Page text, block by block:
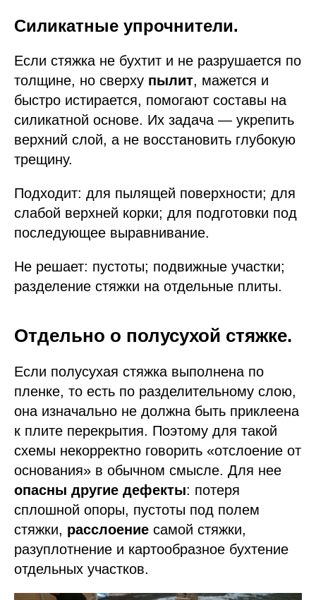
Силикатные упрочнители.
Если стяжка не бухтит и не разрушается по
толщине, но сверху пылит, мажется и
быстро истирается, помогают составы на
силикатной основе. Их задача — укрепить
верхний слой, а не восстановить глубокую
трещину.
Подходит: для пылящей поверхности; для
слабой верхней корки; для подготовки под
последующее выравнивание.
Не решает: пустоты; подвижные участки;
разделение стяжки на отдельные плиты.
Отдельно о полусухой стяжке.
Если полусухая стяжка выполнена по
пленке, то есть по разделительному слою,
она изначально не должна быть приклеена
к плите перекрытия. Поэтому для такой
схемы некорректно говорить «отслоение от
основания» в обычном смысле. Для нее
опасны другие дефекты: потеря
сплошной опоры, пустоты под полем
стяжки, расслоение самой стяжки,
разуплотнение и картообразное бухтение
отдельных участков.